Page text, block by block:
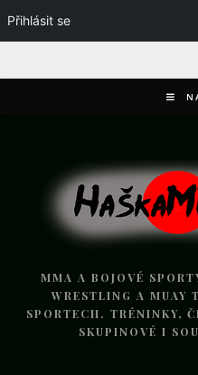
Přihlásit se
MMA A BOJOVÉ
WRESTLING A MUAY
SPORTECH. TRÉNINKY,
SKUPINOVÉ I